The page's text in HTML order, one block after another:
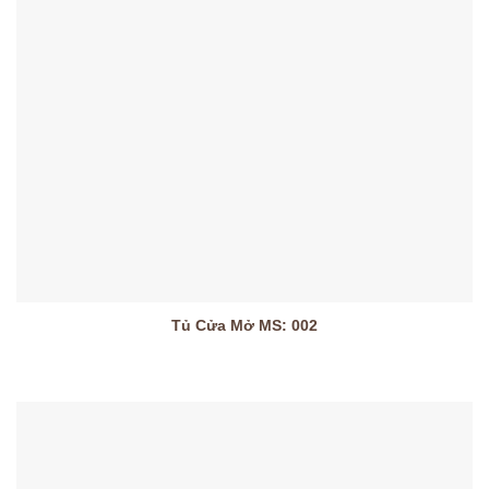
Tủ Cửa Mở MS: 002